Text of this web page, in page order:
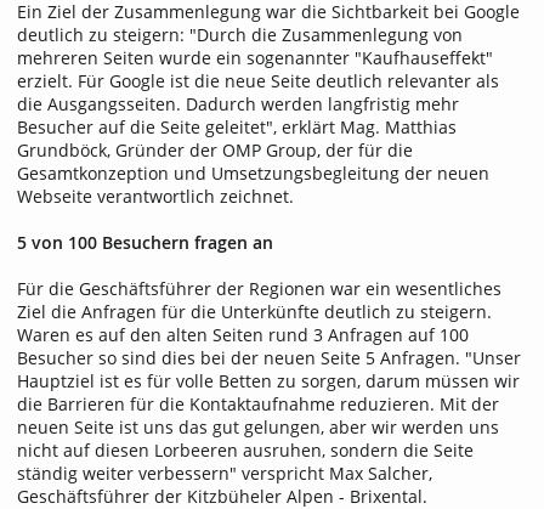
Ein Ziel der Zusammenlegung war die Sichtbarkeit bei Google
deutlich zu steigern: "Durch die Zusammenlegung von
mehreren Seiten wurde ein sogenannter "Kaufhauseffekt"
erzielt. Für Google ist die neue Seite deutlich relevanter als
die Ausgangsseiten. Dadurch werden langfristig mehr
Besucher auf die Seite geleitet", erklärt Mag. Matthias
Grundböck, Gründer der OMP Group, der für die
Gesamtkonzeption und Umsetzungsbegleitung der neuen
Webseite verantwortlich zeichnet.
5 von 100 Besuchern fragen an
Für die Geschäftsführer der Regionen war ein wesentliches
Ziel die Anfragen für die Unterkünfte deutlich zu steigern.
Waren es auf den alten Seiten rund 3 Anfragen auf 100
Besucher so sind dies bei der neuen Seite 5 Anfragen. "Unser
Hauptziel ist es für volle Betten zu sorgen, darum müssen wir
die Barrieren für die Kontaktaufnahme reduzieren. Mit der
neuen Seite ist uns das gut gelungen, aber wir werden uns
nicht auf diesen Lorbeeren ausruhen, sondern die Seite
ständig weiter verbessern" verspricht Max Salcher,
Geschäftsführer der Kitzbüheler Alpen - Brixental.